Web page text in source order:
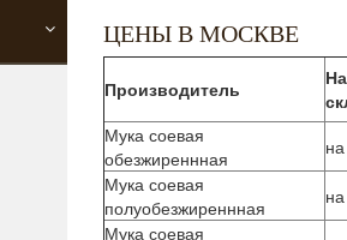
ЦЕНЫ В МОСКВЕ
Производитель
Мука соевая
обезжиреннная
Мука соевая
полуобезжиреннная
Мука соевая